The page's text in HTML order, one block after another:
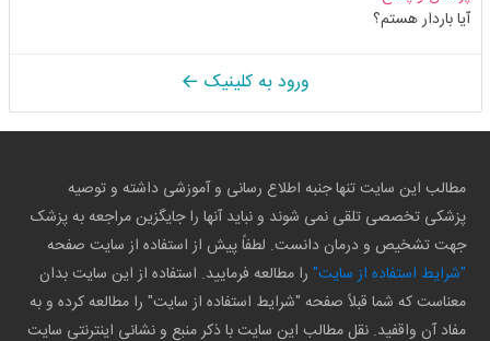
آیا باردار هستم؟
ورود به کلینیک
مطالب این سایت تنها جنبه اطلاع رسانی و آموزشی داشته و توصیه
پزشکی تخصصی تلقی نمی شوند و نباید آنها را جایگزین مراجعه به پزشک
جهت تشخیص و درمان دانست. لطفاً پیش از استفاده از سایت صفحه
"شرایط استفاده از سایت" را مطالعه فرمایید. استفاده از این سایت بدان
معناست که شما قبلاً صفحه "شرایط استفاده از سایت" را مطالعه کرده و به
مفاد آن واقفید. نقل مطالب این سایت با ذکر منبع و نشانی اینترنتی سایت